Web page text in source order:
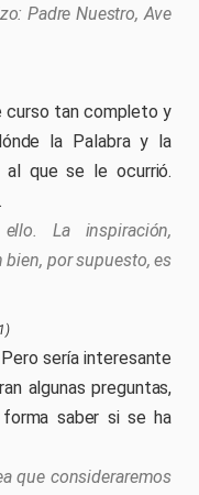
Padre Nuestro, Ave
curso tan completo y
la Palabra y la
al que se le ocurrió.
La inspiración,
bien, por supuesto, es
sería interesante
algunas preguntas,
saber si se ha
que consideraremos